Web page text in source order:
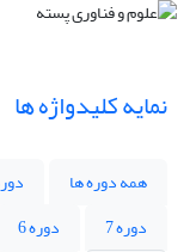
نمایه کلیدواژه ها
همه دوره ها
دوره 7
دوره 6